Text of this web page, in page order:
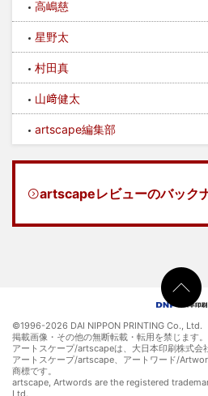
高嶋慈
星野太
村田真
山﨑健太
artscape編集部
artscapeレビューのバック
©1996-2026 DAI NIPPON PRINTING Co., Ltd.
掲載画像・その他の無断転載・転用を禁じます。
アートスケープ/artscapeは、大日本印刷株式会
アートスケープ/artscape、アートワード/
商標です。
artscape, Artwords are the registered
Ltd.